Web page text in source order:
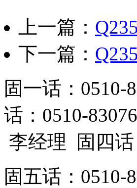
上一篇：
下一篇：
固一话：
话：0510-
李经理 固四话
固五话：